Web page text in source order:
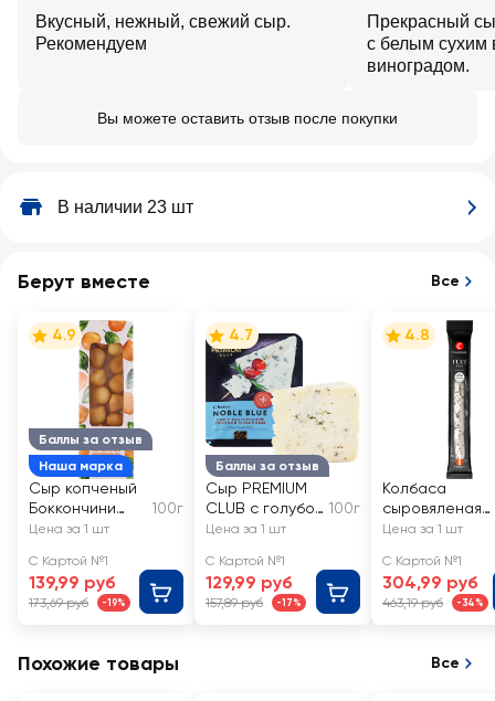
Вкусный, нежный, свежий сыр.
Рекомендуем
Прекрасный
с белым сухим
виноградом.
Вы можете оставить отзыв после покупки
В наличии 23 шт
Берут вместе Все
Баллы за отзыв
Наша марка
4.9
Сыр копченый
Боккончини
40%, без змж,
100г
Цена за 1 шт
С Картой №1
139,99 руб
173,69 руб -19%
Баллы за отзыв
4.7
Сыр PREMIUM
CLUB с голубой
плесенью 50%,
100г
Цена за 1 шт
С Картой №1
129,99 руб
157,89 руб -17%
4.8
Колбаса
сыровяленая
CASADEMONT
Цена за 1 шт
С Картой №1
304,99 руб
463,19 руб -34%
Похожие товары Все